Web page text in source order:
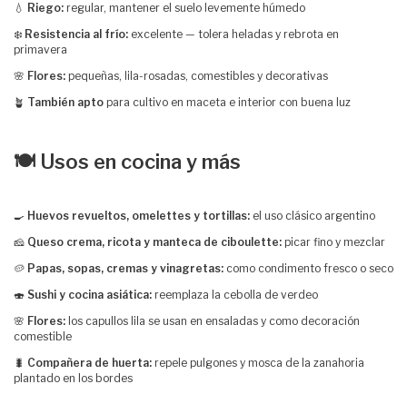
💧 Riego: regular, mantener el suelo levemente húmedo
❄️ Resistencia al frío: excelente — tolera heladas y rebrota en
primavera
🌸 Flores: pequeñas, lila-rosadas, comestibles y decorativas
🪴 También apto para cultivo en maceta e interior con buena luz
🍽️ Usos en cocina y más
🍳 Huevos revueltos, omelettes y tortillas: el uso clásico argentino
🧀 Queso crema, ricota y manteca de ciboulette: picar fino y mezclar
🥔 Papas, sopas, cremas y vinagretas: como condimento fresco o seco
🍣 Sushi y cocina asiática: reemplaza la cebolla de verdeo
🌸 Flores: los capullos lila se usan en ensaladas y como decoración
comestible
🐛 Compañera de huerta: repele pulgones y mosca de la zanahoria
plantado en los bordes